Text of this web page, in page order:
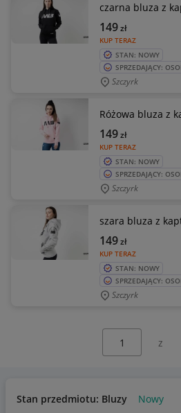
czarna bluza z
KUP TERAZ
149zł
STAN: NOWY
SPRZEDAJĄCY:
Szczyrk
Różowa bluza z
KUP TERAZ
149zł
STAN: NOWY
SPRZEDAJĄCY:
Szczyrk
szara bluza z
KUP TERAZ
149zł
STAN: NOWY
SPRZEDAJĄCY:
Szczyrk
z
Stan przedmiotu: Bluzy Nowy